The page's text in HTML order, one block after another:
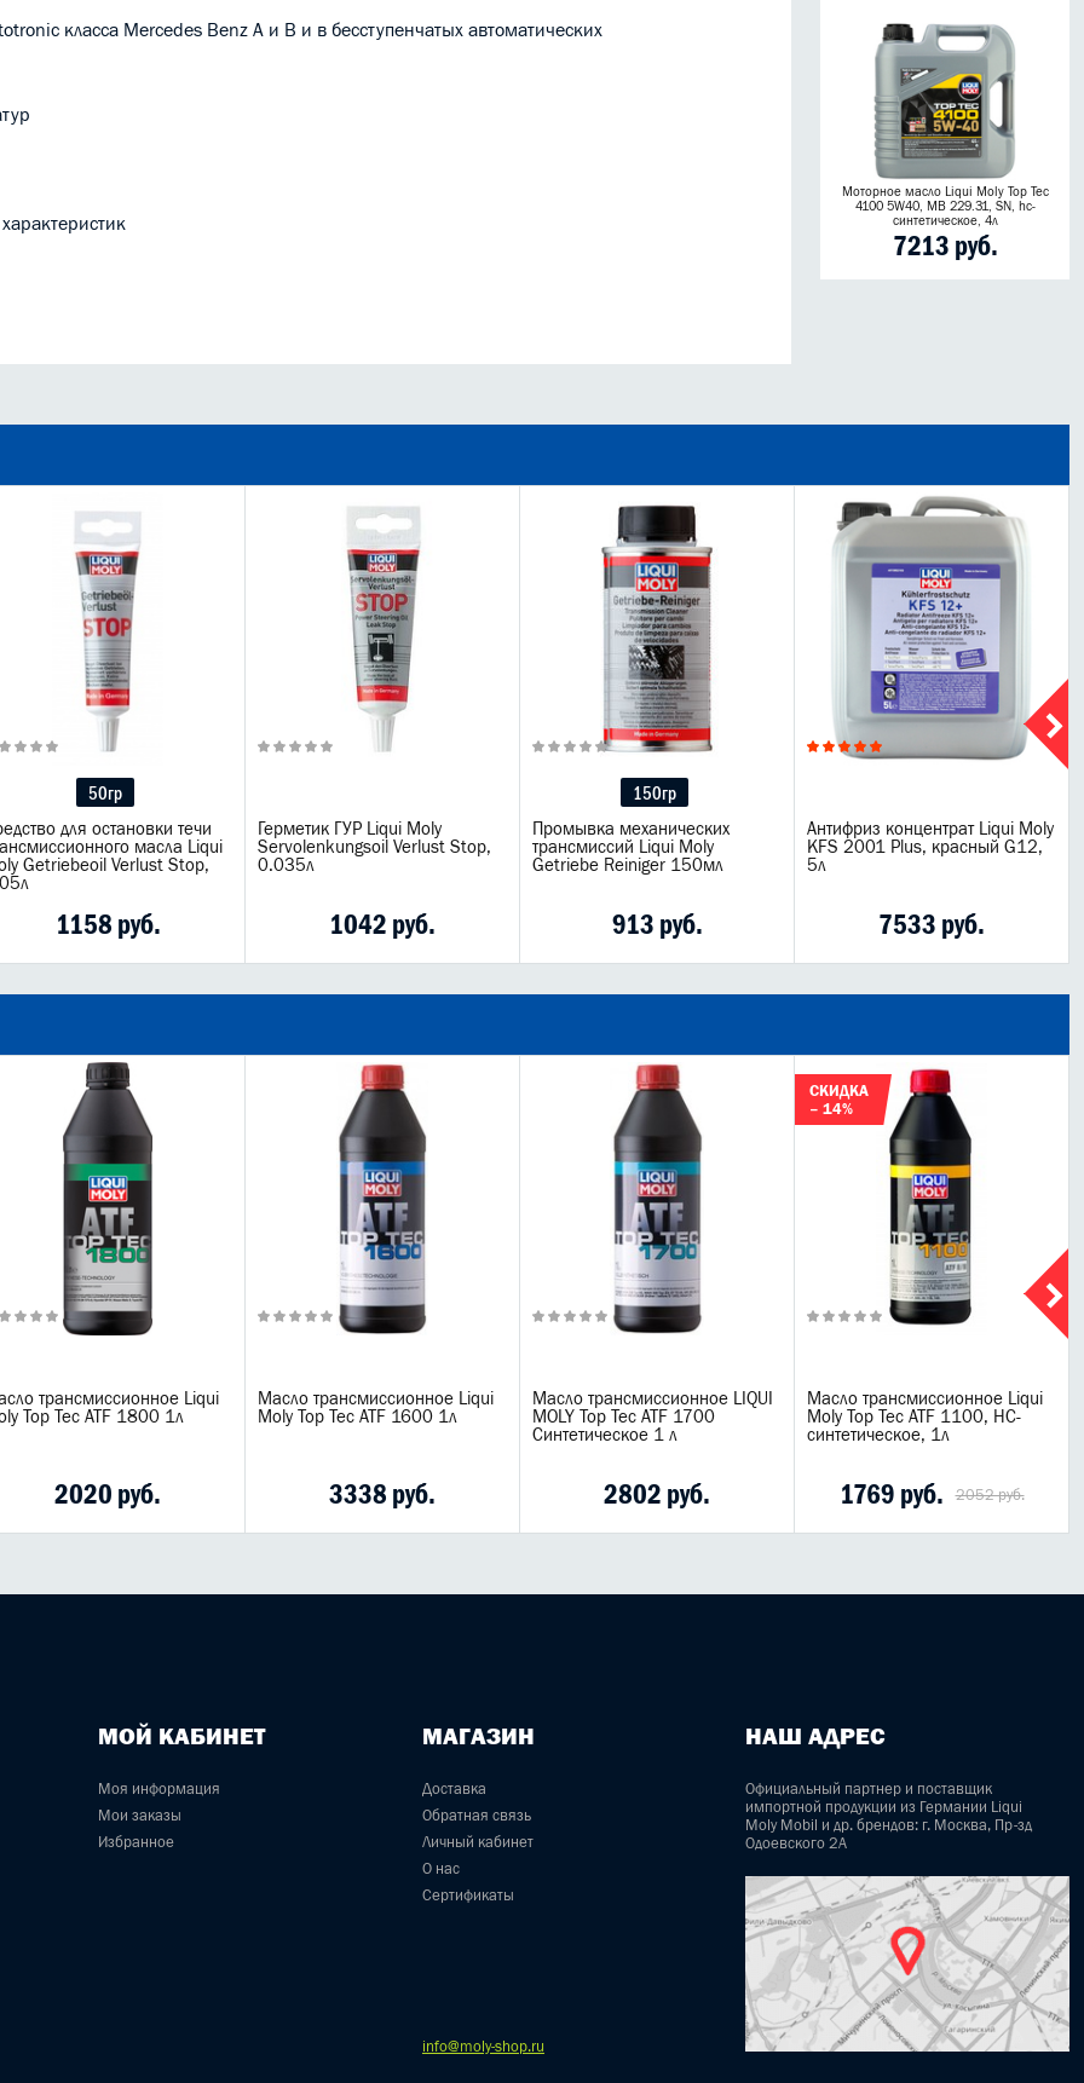
класса Mercedes Benz A и B и в бесступенчатых автоматических
Моторное масло Liqui Moly Top Tec
4100 5W40, MB 229.31, SN, hc-
синтетическое, 4л
7213 руб.
50гр
для остановки течи
масла Liqui
Getriebeoil Verlust Stop,
1158 руб.
Герметик ГУР Liqui Moly
Servolenkungsoil Verlust Stop,
0.035л
1042 руб.
150гр
Промывка механических
трансмиссий Liqui Moly
Getriebe Reiniger 150мл
913 руб.
Антифриз концентрат Liqui Moly
KFS 2001 Plus, красный G12,
5л
7533 руб.
трансмиссионное Liqui
Top Tec ATF 1800 1л
2020 руб.
Масло трансмиссионное Liqui
Moly Top Tec ATF 1600 1л
3338 руб.
Масло трансмиссионное LIQUI
MOLY Top Tec ATF 1700
Синтетическое 1 л
2802 руб.
СКИДКА
– 14%
Масло трансмиссионное Liqui
Moly Top Tec ATF 1100, НС-
синтетическое, 1л
1769 руб. 2052 руб.
МОЙ КАБИНЕТ
Моя информация
Мои заказы
Избранное
МАГАЗИН
Доставка
Обратная связь
Личный кабинет
О нас
Сертификаты
НАШ АДРЕС
Официальный партнер и поставщик
импортной продукции из Германии Liqui
Moly Mobil и др. брендов: г. Москва, Пр-зд
Одоевского 2А
info@moly-shop.ru